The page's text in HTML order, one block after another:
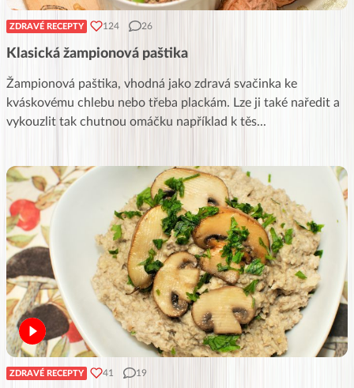
ZDRAVÉ RECEPTY 124 26
Klasická žampionová paštika
Žampionová paštika, vhodná jako zdravá svačinka ke
kváskovému chlebu nebo třeba plackám. Lze ji také naředit a
vykouzlit tak chutnou omáčku například k těs...
ZDRAVÉ RECEPTY 41 19